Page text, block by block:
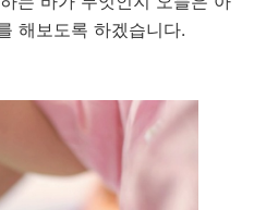
해보도록 하겠습니다.